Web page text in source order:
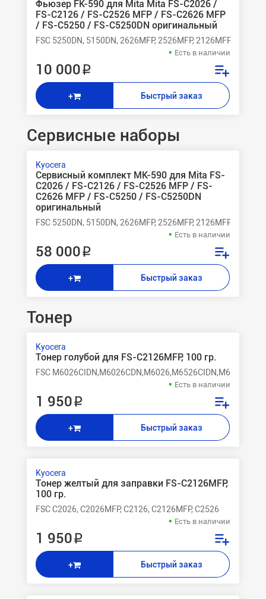
Фьюзер FK-590 для Mita Mita FS-C2026 /
FS-C2126 / FS-C2526 MFP / FS-C2626 MFP
/ FS-C5250 / FS-C5250DN оригинальный
FSC 5250DN, 5150DN, 2626MFP, 2526MFP, 2126MFP+,
Есть в наличии
10 000 ₽
+ Быстрый заказ
Сервисные наборы
Kyocera
Сервисный комплект MK-590 для Mita FS-
C2026 / FS-C2126 / FS-C2526 MFP / FS-
C2626 MFP / FS-C5250 / FS-C5250DN
оригинальный
FSC 5250DN, 5150DN, 2626MFP, 2526MFP, 2126MFP+,
Есть в наличии
58 000 ₽
+ Быстрый заказ
Тонер
Kyocera
Тонер голубой для FS-C2126MFP, 100 гр.
FSC
Есть в наличии
1 950 ₽
+ Быстрый заказ
Kyocera
Тонер желтый для заправки FS-C2126MFP,
100 гр.
FSC C2026, C2026MFP, C2126, C2126MFP, C2526
Есть в наличии
1 950 ₽
+ Быстрый заказ